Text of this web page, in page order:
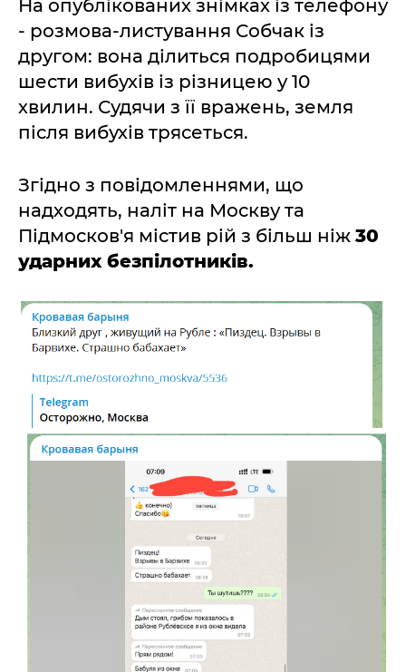
На опублікованих знімках із телефону
- розмова-листування Собчак із
другом: вона ділиться подробицями
шести вибухів із різницею у 10
хвилин. Судячи з її вражень, земля
після вибухів трясеться.
Згідно з повідомленнями, що
надходять, наліт на Москву та
Підмосков'я містив рій з більш ніж 30
ударних безпілотників.